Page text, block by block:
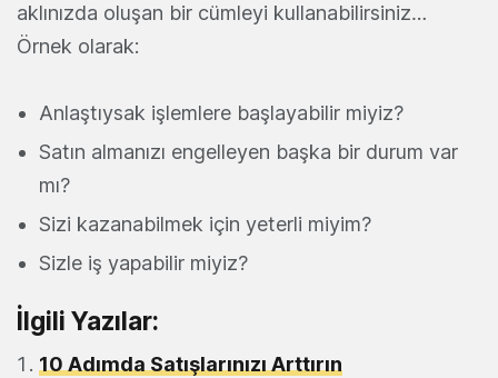
aklınızda oluşan bir cümleyi kullanabilirsiniz…
Örnek olarak:
Anlaştıysak işlemlere başlayabilir miyiz?
Satın almanızı engelleyen başka bir durum var
mı?
Sizi kazanabilmek için yeterli miyim?
Sizle iş yapabilir miyiz?
İlgili Yazılar:
10 Adımda Satışlarınızı Arttırın